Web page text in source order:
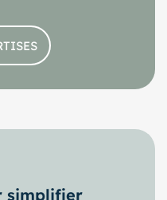
simplifier